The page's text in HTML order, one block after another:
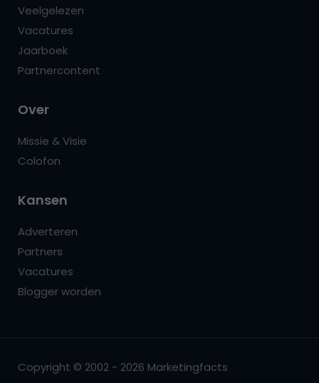
Veelgelezen
Vacatures
Jaarboek
Partnercontent
Over
Missie & Visie
Colofon
Kansen
Adverteren
Partners
Vacatures
Blogger worden
Copyright © 2002 - 2026 Marketingfacts